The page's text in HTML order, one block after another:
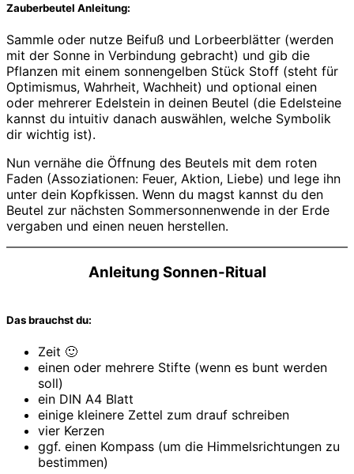
Zauberbeutel Anleitung:
Sammle oder nutze Beifuß und Lorbeerblätter (werden
mit der Sonne in Verbindung gebracht) und gib die
Pflanzen mit einem sonnengelben Stück Stoff (steht für
Optimismus, Wahrheit, Wachheit) und optional einen
oder mehrerer Edelstein in deinen Beutel (die Edelsteine
kannst du intuitiv danach auswählen, welche Symbolik
dir wichtig ist).
Nun vernähe die Öffnung des Beutels mit dem roten
Faden (Assoziationen: Feuer, Aktion, Liebe) und lege ihn
unter dein Kopfkissen. Wenn du magst kannst du den
Beutel zur nächsten Sommersonnenwende in der Erde
vergaben und einen neuen herstellen.
Anleitung Sonnen-Ritual
Das brauchst du:
Zeit 🙂
einen oder mehrere Stifte (wenn es bunt werden
soll)
ein DIN A4 Blatt
einige kleinere Zettel zum drauf schreiben
vier Kerzen
ggf. einen Kompass (um die Himmelsrichtungen zu
bestimmen)